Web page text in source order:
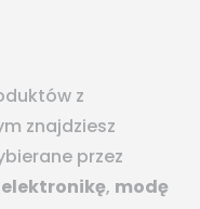
z
znajdziesz
przez
elektronikę, modę